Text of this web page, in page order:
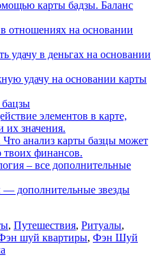
карты бадзы. Баланс
отношениях на основании
удачу в деньгах на основании
удачу на основании карты
бацзы
элементов в карте,
их значения.
анализ карты базцы может
твоих финансов.
– все дополнительные
— дополнительные звезды
, Путешествия, Ритуалы,
шуй квартиры, Фэн Шуй